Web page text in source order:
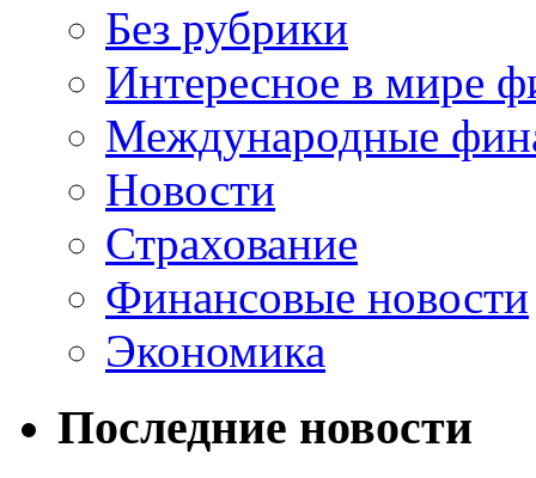
Без рубрики
Интересное в мире
Международные
Новости
Страхование
Финансовые новости
Экономика
Последние новости